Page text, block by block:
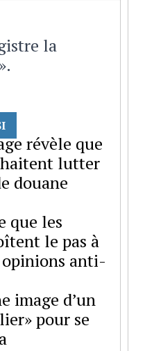
la
révèle que
lutter
douane
que les
le pas à
anti-
image d’un
pour se